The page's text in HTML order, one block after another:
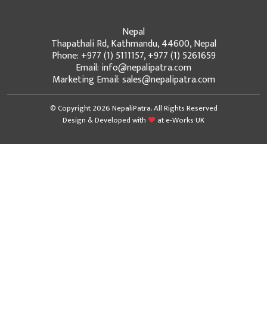
Nepal
Thapathali Rd, Kathmandu, 44600, Nepal
Phone: +977 (1) 5111157, +977 (1) 5261659
Email: info@nepalipatra.com
Marketing Email: sales@nepalipatra.com
© Copyright 2026 NepaliPatra. All Rights Reserved
Design & Developed with
ate-Works UK